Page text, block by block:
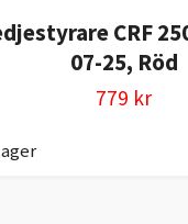
CRF
07-25, Röd
779 kr